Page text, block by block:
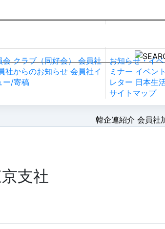
会 クラブ（同好会） 会員社
社からのお知らせ 会員社イ
ー/寄稿
お知らせ・イ
ミナー イベン
レター 日本生
サイトマップ
韓企連紹介 会員社
支社